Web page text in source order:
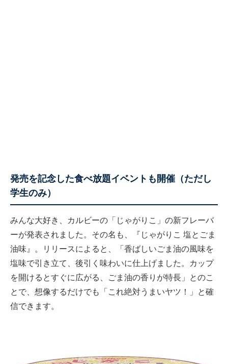
発売を記念した食べ放題イベントも開催（ただし
学生のみ）
みんな大好き、カルビーの「じゃがりこ」の新フレーバ
ーが発表されました。その名も、『じゃがりこ 塩とごま
油味』。リリースによると、「香ばしいごま油の風味を
塩味で引き立て、後引く味わいに仕上げました。カップ
を開けるとすぐに広がる、ごま油の香りが特長」とのこ
とで、想像するだけでも「これ絶対うまいヤツ！」と確
信できます。